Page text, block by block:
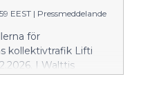
EEST | Pressmeddelande
för
kollektivtrafik Lifti
I Walttis